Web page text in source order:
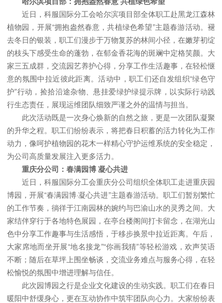
近日，科服国际分工会哈尔滨项目部全体职工赴黑龙江森林
植物园，开展“拥抱盎然春意，共植绿色希望”主题春游活动。褪
去冬日的银装，职工们漫步于万物复苏的林间小径，在嫩芽初绽
的枝头下感受生命的蓬勃，在郁金香花海的斑斓中定格笑颜。大
家三五成群，交流园艺养护心得，分享工作生活趣事，在轻松惬
意的氛围中拉近彼此距离。活动中，职工们还自发组织“绿色守
护”行动，捡拾沿途杂物、悬挂爱绿护绿提示牌，以实际行动践
行生态责任，展现运维团队细致严谨之外的温情与担当。
此次活动既是一次身心焕新的自然之旅，更是一次团队凝聚
的升华之程。职工们纷纷表示，将把春日积蓄的活力转化为工作
动力，像呵护植物园的花木一样精心守护运维系统的安全稳定，
为公司高质量发展注入更多活力。
重庆分公司：春满园博 凝心共进
近日，科服国际分工会重庆分公司组织全体职工走进重庆园
博园，开展“春满园博·凝心共进”主题春游活动。职工们暂别繁忙
的工作节奏，徜徉于江南园林的婉约与巴渝山水的灵秀之间。大
家结伴穿行于各地特色展园，在亭台楼阁间打卡留念，在湖光山
色中分享工作趣事与生活感悟，于移步换景中拉近距离。午后，
大家席地而坐开展“地名接龙”“你画我猜”等轻松游戏，欢声笑语
不断；随后在草坪上围坐畅谈，交流业务难点与服务心得，在轻
松愉悦的氛围中增进理解与信任。
此次园博园之行是企业文化建设的生动实践。职工们在春日
暖阳中舒缓身心，更在互动协作中筑牢团队向心力。大家纷纷表